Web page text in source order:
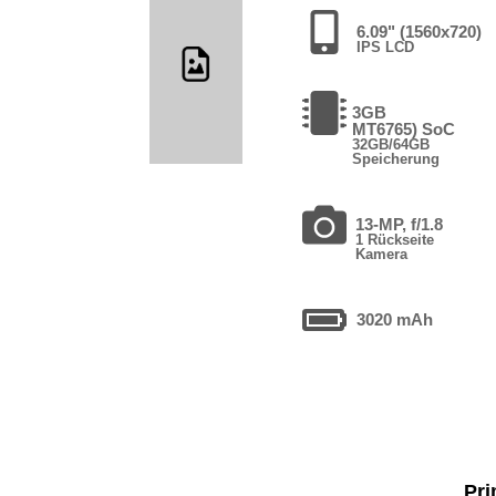
6.09" (1560x720)
IPS LCD
3GB
MT6765) SoC
32GB/64GB
Speicherung
13-MP, f/1.8
1 Rückseite
Kamera
3020 mAh